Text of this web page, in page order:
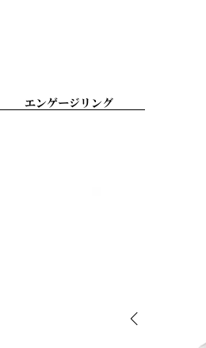
エンゲージリング